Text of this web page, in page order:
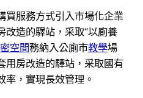
買服務方式引入市場化企業
改造的驛站，采取“以廁養
空間務納入公廁市教學場
用房改造的驛站，采取國有
率，實現長效管理。